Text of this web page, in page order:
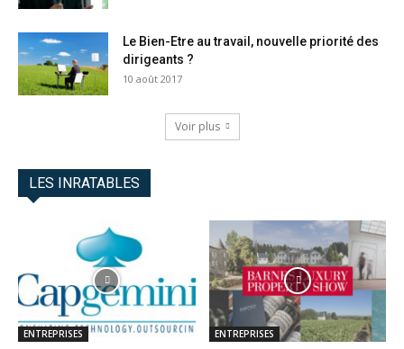
Le Bien-Etre au travail, nouvelle priorité des
dirigeants ?
10 août 2017
Voir plus
LES INRATABLES
ENTREPRISES ENTREPRISES